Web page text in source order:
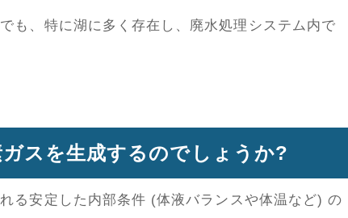
も、特に湖に多く存在し、廃水処理システム内で
スを生成するのでしょうか?
る安定した内部条件 (体液バランスや体温など) の